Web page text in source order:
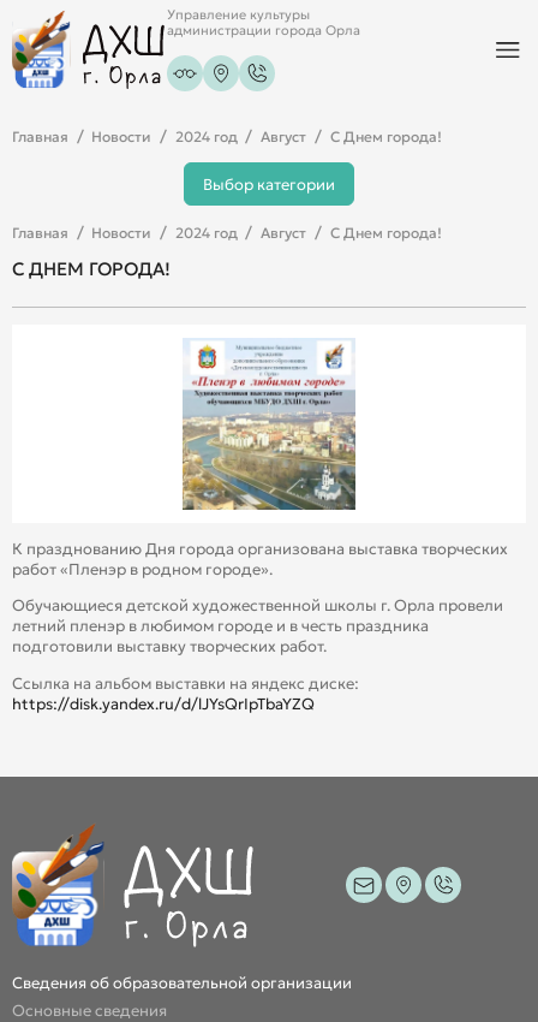
Управление культуры
администрации города Орла
Главная Новости 2024 год Август С Днем города!
Выбор категории
Главная Новости 2024 год Август С Днем города!
С ДНЕМ ГОРОДА!
К празднованию Дня города организована выставка творческих
работ «Пленэр в родном городе».
Обучающиеся детской художественной школы г. Орла провели
летний пленэр в любимом городе и в честь праздника
подготовили выставку творческих работ.
Ссылка на альбом выставки на яндекс диске:
https://disk.yandex.ru/d/lJYsQrIpTbaYZQ
Сведения об образовательной организации
Основные сведения